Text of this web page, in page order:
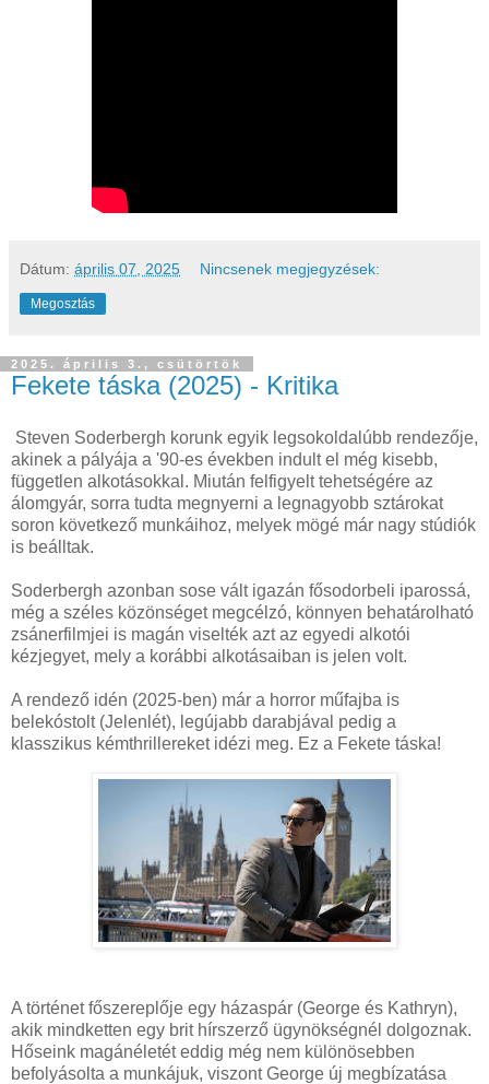
Dátum: április 07, 2025 Nincsenek megjegyzések:
Megosztás
2025. április 3., csütörtök
Fekete táska (2025) - Kritika
Steven Soderbergh korunk egyik legsokoldalúbb rendezője,
akinek a pályája a '90-es években indult el még kisebb,
független alkotásokkal. Miután felfigyelt tehetségére az
álomgyár, sorra tudta megnyerni a legnagyobb sztárokat
soron következő munkáihoz, melyek mögé már nagy stúdiók
is beálltak.
Soderbergh azonban sose vált igazán fősodorbeli iparossá,
még a széles közönséget megcélzó, könnyen behatárolható
zsánerfilmjei is magán viselték azt az egyedi alkotói
kézjegyet, mely a korábbi alkotásaiban is jelen volt.
A rendező idén (2025-ben) már a horror műfajba is
belekóstolt (Jelenlét), legújabb darabjával pedig a
klasszikus kémthrillereket idézi meg. Ez a Fekete táska!
A történet főszereplője egy házaspár (George és Kathryn),
akik mindketten egy brit hírszerző ügynökségnél dolgoznak.
Hőseink magánéletét eddig még nem különösebben
befolyásolta a munkájuk, viszont George új megbízatása